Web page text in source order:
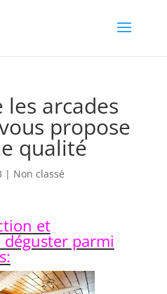
les arcades
propose
qualité
| Non classé
et
déguster parmi